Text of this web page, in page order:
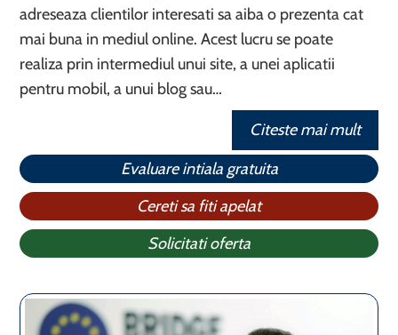
adreseaza clientilor interesati sa aiba o prezenta cat
mai buna in mediul online. Acest lucru se poate
realiza prin intermediul unui site, a unei aplicatii
pentru mobil, a unui blog sau…
Citeste mai mult
Evaluare intiala gratuita
Cereti sa fiti apelat
Solicitati oferta